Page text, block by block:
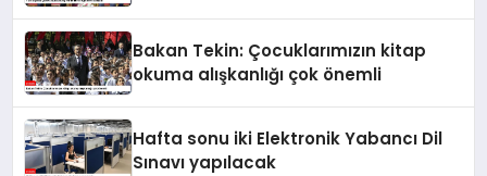
Bakan Tekin: Çocuklarımızın kitap
okuma alışkanlığı çok önemli
Hafta sonu iki Elektronik Yabancı Dil
Sınavı yapılacak